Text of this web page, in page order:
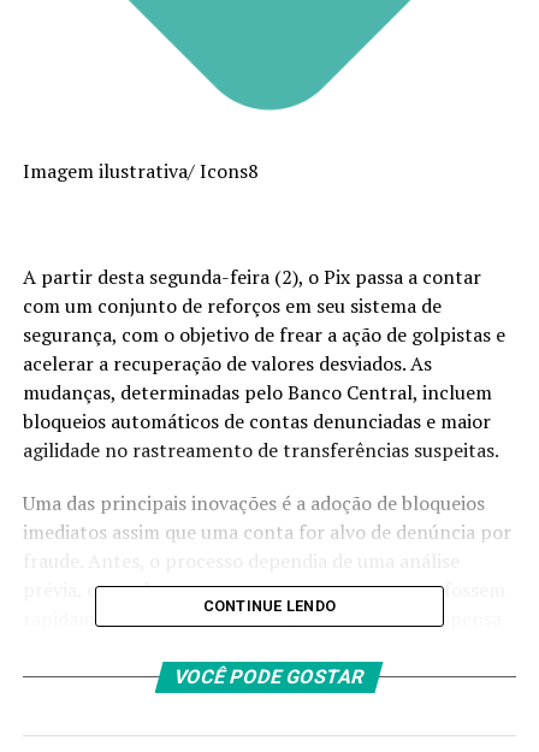
Imagem ilustrativa/Icons8
A partir desta segunda-feira (2), o Pix passa a contar
com um conjunto de reforços em seu sistema de
segurança, com o objetivo de frear a ação de golpistas e
acelerar a recuperação de valores desviados. As
mudanças, determinadas pelo Banco Central, incluem
bloqueios automáticos de contas denunciadas e maior
agilidade no rastreamento de transferências suspeitas.
Uma das principais inovações é a adoção de bloqueios
imediatos assim que uma conta for alvo de denúncia por
fraude. Antes, o processo dependia de uma análise
prévia, o que dava margem para que os recursos fossem
rapidamente movimentados. Agora, a conta é suspensa
impedindo a dispersão dos valores.
Com isso, espera-se que o tempo para devolução do
CONTINUE LENDO
VOCÊ PODE GOSTAR